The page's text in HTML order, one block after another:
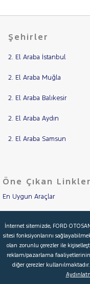
Şehirler
2. El Araba İstanbul
2. El Araba Muğla
2. El Araba Balıkesir
2. El Araba Aydın
2. El Araba Samsun
Öne Çıkan Linkler
En Uygun Araçlar
İkinci El Garanti
Kampanyalar
Kredi Hesaplama & Başvuru
İnternet sitemizde, FORD
sitesi fonksiyonlarını
olan zorunlu çerezler ile
reklam/pazarlama faaliyetlerinin
diğer çerezler